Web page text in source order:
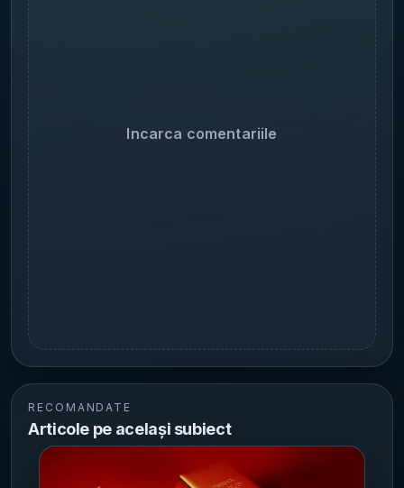
Incarca comentariile
RECOMANDATE
Articole pe același subiect